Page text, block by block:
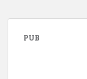
PUB